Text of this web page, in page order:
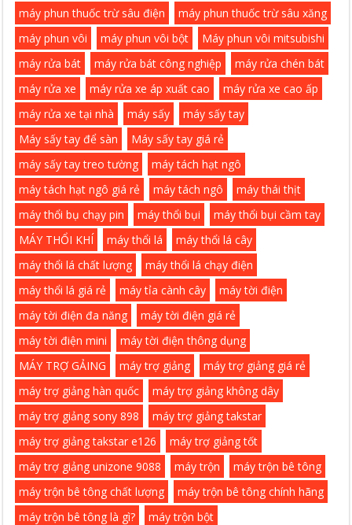
máy phun thuốc trừ sâu điện
máy phun thuốc trừ sâu xăng
máy phun vôi
máy phun vôi bột
Máy phun vôi mitsubishi
máy rửa bát
máy rửa bát công nghiệp
máy rửa chén bát
máy rửa xe
máy rửa xe áp xuất cao
máy rửa xe cao ấp
máy rửa xe tại nhà
máy sấy
máy sấy tay
Máy sấy tay để sàn
Máy sấy tay giá rẻ
máy sấy tay treo tường
máy tách hạt ngô
máy tách hạt ngô giá rẻ
máy tách ngô
máy thái thịt
máy thổi bụ chạy pin
máy thổi bụi
máy thổi bụi cầm tay
MÁY THỔI KHÍ
máy thổi lá
máy thổi lá cây
máy thổi lá chất lượng
máy thổi lá chạy điện
máy thổi lá giá rẻ
máy tỉa cành cây
máy tời điện
máy tời điện đa năng
máy tời điện giá rẻ
máy tời điện mini
máy tời điện thông dụng
MÁY TRỢ GẢING
máy trợ giảng
máy trợ giảng giá rẻ
máy trợ giảng hàn quốc
máy trợ giảng không dây
máy trợ giảng sony 898
máy trợ giảng takstar
máy trợ giảng takstar e126
máy trợ giảng tốt
máy trợ giảng unizone 9088
máy trộn
máy trộn bê tông
máy trộn bê tông chất lượng
máy trộn bê tông chính hãng
máy trộn bê tông là gì?
máy trộn bột